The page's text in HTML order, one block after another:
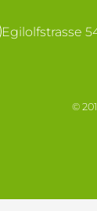
Egilolfstrasse
©